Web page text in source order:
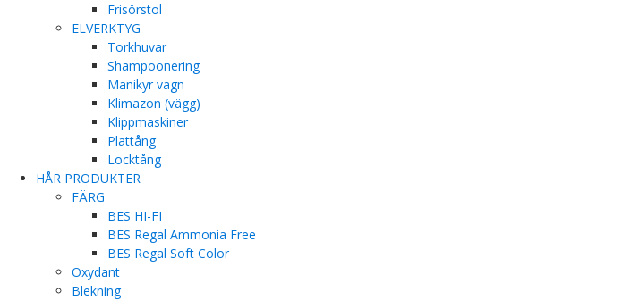
Frisörstol
ELVERKTYG
Torkhuvar
Shampoonering
Manikyr vagn
Klimazon (vägg)
Klippmaskiner
Plattång
Locktång
HÅR PRODUKTER
FÄRG
BES HI-FI
BES Regal Ammonia Free
BES Regal Soft Color
Oxydant
Blekning